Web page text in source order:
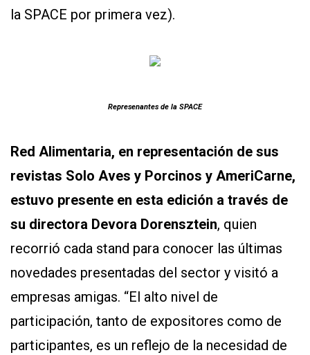
la SPACE por primera vez).
Represenantes de la SPACE
Red Alimentaria, en representación de sus
revistas Solo Aves y Porcinos y AmeriCarne,
estuvo presente en esta edición a través de
su directora Devora Dorensztein, quien
recorrió cada stand para conocer las últimas
novedades presentadas del sector y visitó a
empresas amigas. “El alto nivel de
participación, tanto de expositores como de
participantes, es un reflejo de la necesidad de